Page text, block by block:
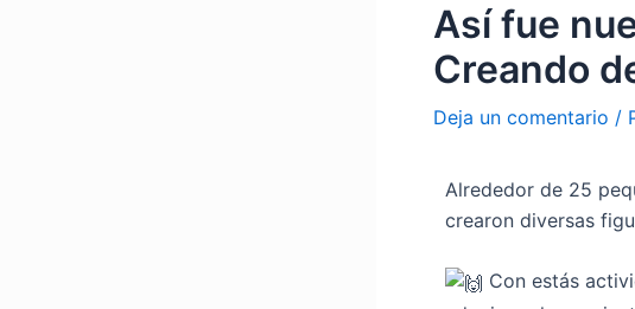
Así fue
Creando
Deja un comentario /
Alrededor de 25
crearon diversas
Con estás